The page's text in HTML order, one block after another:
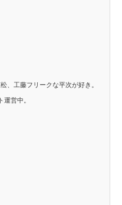
、工藤フリークな平次が好き。
運営中。